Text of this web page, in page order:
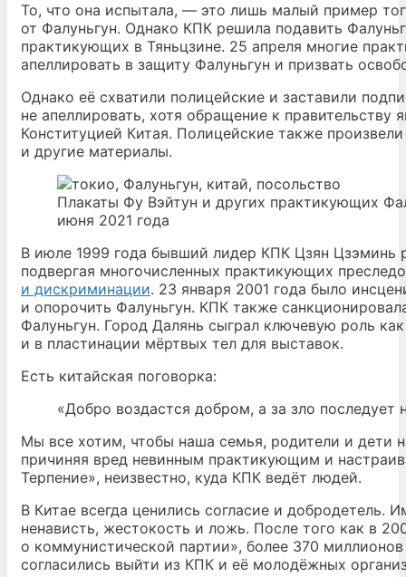
То, что она испытала, — это лишь малый пример
от Фалуньгун. Однако КПК решила подавить
практикующих в Тяньцзине. 25 апреля многие
апеллировать в защиту Фалуньгун и призвать
Однако её схватили полицейские и заставили
не апеллировать, хотя обращение к
Конституцией Китая. Полицейские также
и другие материалы.
Плакаты Фу Вэйтун и других практикующих
июня 2021 года
В июле 1999 года бывший лидер КПК Цзян Цзэминь
подвергая многочисленных практикующих
и дискриминации. 23 января 2001 года было
и опорочить Фалуньгун. КПК также
Фалуньгун. Город Далянь сыграл ключевую роль
и в пластинации мёртвых тел для выставок.
Есть китайская поговорка:
«Добро воздастся добром, а за зло последует
Мы все хотим, чтобы наша семья, родители и дети
причиняя вред невинным практикующим и
Терпение», неизвестно, куда КПК ведёт людей.
В Китае всегда ценились согласие и добродетель.
ненависть, жестокость и ложь. После того как в
о коммунистической партии», более 370
согласились выйти из КПК и её молодёжных